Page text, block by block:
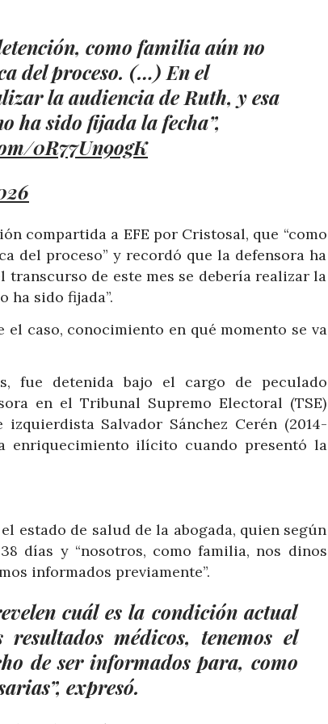
como familia aún no
del proceso. (…) En el
la audiencia de Ruth, y esa
ha sido fijada la fecha”,
0R77Un9ogK
compartida a EFE por Cristosal, que “como
del proceso” y recordó que la defensora ha
de este mes se debería realizar la
ha sido fijada”.
caso, conocimiento en qué momento se va
fue detenida bajo el cargo de peculado
en el Tribunal Supremo Electoral (TSE)
Salvador Sánchez Cerén (2014-
enriquecimiento ilícito cuando presentó la
estado de salud de la abogada, quien según
días y “nosotros, como familia, nos dinos
informados previamente”.
cuál es la condición actual
médicos, tenemos el
de ser informados para, como
expresó.